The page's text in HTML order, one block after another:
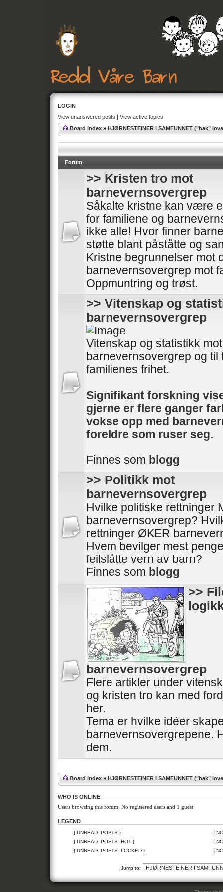
LOGIN
View unanswered posts | View active topics
Board index » HJØRNESTEINER I SAMFUNNET ("bak"
Forum
>> Kristen tro mot
barnevernsovergrep
Såkalte kristne kan være
for familiene og
ikke alle! Hvor finner
støtte blant påståtte og
Kristne begrunnelser mot
barnevernsovergrep mot
Oppmuntring og trøst.
>> Vitenskap og
barnevernsovergrep
Vitenskap og statistikk mot
barnevernsovergrep og til
familienes frihet.
Signifikant forskning
gjerne er flere ganger
vokse opp med
foreldre som ruser seg.
Finnes som blogg
>> Politikk mot
barnevernsovergrep
Hvilke politiske rettninger
barnevernsovergrep?
rettninger ØKER
Hvem bevilger mest
feilslåtte vern av barn?
Finnes som blogg
>>
barnevernsovergrep
Flere artikler under
og kristen tro kan med
her.
Tema er hvilke idéer
barnevernsovergrepene.
dem.
Board index » HJØRNESTEINER I SAMFUNNET ("bak"
WHO IS ONLINE
Users browsing this forum: No registered users and 1 guest
LEGEND
{ UNREAD_POSTS }
{
{ UNREAD_POSTS_HOT }
{
{ UNREAD_POSTS_LOCKED }
{
Jump to: